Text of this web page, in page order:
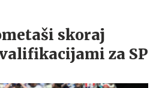
skoraj
za SP